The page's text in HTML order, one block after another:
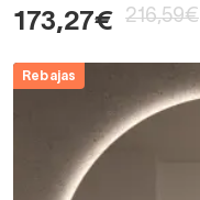
173,27€ 216,59€
Rebajas